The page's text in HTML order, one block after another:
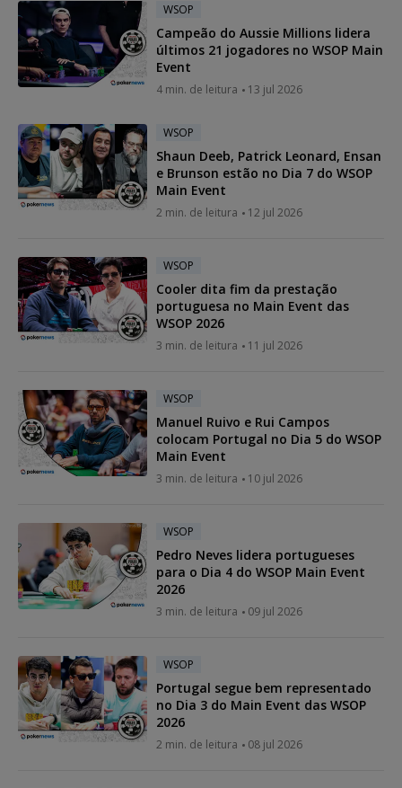
WSOP
Campeão do Aussie Millions lidera
últimos 21 jogadores no WSOP Main
Event
4 min. de leitura 13 jul 2026
WSOP
Shaun Deeb, Patrick Leonard, Ensan
e Brunson estão no Dia 7 do WSOP
Main Event
2 min. de leitura 12 jul 2026
WSOP
Cooler dita fim da prestação
portuguesa no Main Event das
WSOP 2026
3 min. de leitura 11 jul 2026
WSOP
Manuel Ruivo e Rui Campos
colocam Portugal no Dia 5 do WSOP
Main Event
3 min. de leitura 10 jul 2026
WSOP
Pedro Neves lidera portugueses
para o Dia 4 do WSOP Main Event
2026
3 min. de leitura 09 jul 2026
WSOP
Portugal segue bem representado
no Dia 3 do Main Event das WSOP
2026
2 min. de leitura 08 jul 2026